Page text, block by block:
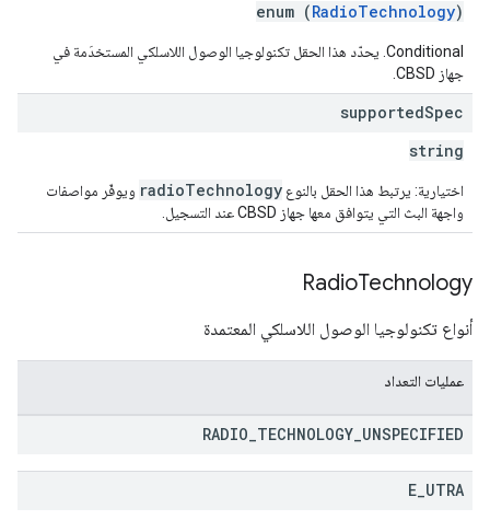
enum (RadioTechnology)
Conditional. يحدّد هذا الحقل تكنولوجيا الوصول اللاسلكي المستخدَمة في
جهاز CBSD.
supportedSpec
string
اختيارية: يرتبط هذا الحقل بالنوع radioTechnology ويوفّر مواصفات
واجهة البث التي يتوافق معها جهاز CBSD عند التسجيل.
RadioTechnology
أنواع تكنولوجيا الوصول اللاسلكي المعتمدة
عمليات التعداد
RADIO TECHNOLOGY UNSPECIFIED
E UTRA